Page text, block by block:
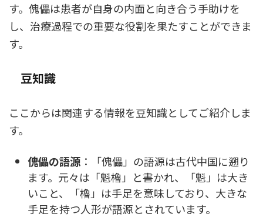
す。傀儡は患者が自身の内面と向き合う手助けを
し、治療過程での重要な役割を果たすことができま
す。
豆知識
ここからは関連する情報を豆知識としてご紹介しま
す。
傀儡の語源 ：「傀儡」の語源は古代中国に遡り
ます。元々は「魁櫓」と書かれ、「魁」は大き
いこと、「櫓」は手足を意味しており、大きな
手足を持つ人形が語源とされています。